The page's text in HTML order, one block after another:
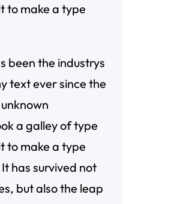
to make a type
been the industrys
text ever since the
a galley of type
to make a type
has survived not
but also the leap